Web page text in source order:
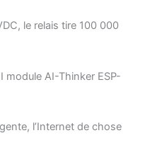
le relais tire 100 000
module AI-Thinker ESP-
l’Internet de chose